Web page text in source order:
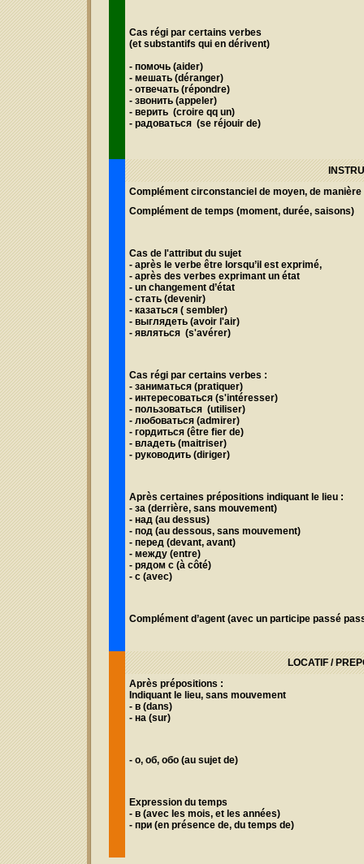
Cas régi par certains verbes
(et substantifs qui en dérivent)
- помочь (aider)
- мешать (déranger)
- отвечать (répondre)
- звонить (appeler)
- верить (croire qq un)
- радоваться (se réjouir de)
Complément circonstanciel de moyen, de manière
Complément de temps (moment, durée, saisons)
Cas de l'attribut du sujet
- après le verbe être lorsqu’il est exprimé,
- après des verbes exprimant un état
- un changement d’état
- стать (devenir)
- казаться ( sembler)
- выглядеть (avoir l'air)
- являться (s'avérer)
Cas régi par certains verbes :
- заниматься (pratiquer)
- интересоваться (s'intéresser)
- пользоваться (utiliser)
- любоваться (admirer)
- гордиться (être fier de)
- владеть (maitriser)
- руководить (diriger)
Après certaines prépositions indiquant le lieu :
- за (derrière, sans mouvement)
- над (au dessus)
- под (au dessous, sans mouvement)
- перед (devant, avant)
- между (entre)
- рядом с (à côté)
- с (avec)
Complément d’agent (avec un participe passé
LOCATIF /
Après prépositions :
Indiquant le lieu, sans mouvement
- в (dans)
- на (sur)
- о, об, обо (au sujet de)
Expression du temps
- в (avec les mois, et les années)
- при (en présence de, du temps de)